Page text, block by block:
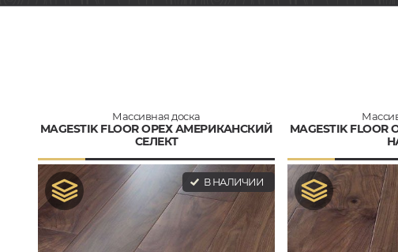
Массивная доска
MAGESTIK FLOOR ОРЕХ АМЕРИКАНСКИЙ
СЕЛЕКТ
В НАЛИЧИИ
MAGESTIK